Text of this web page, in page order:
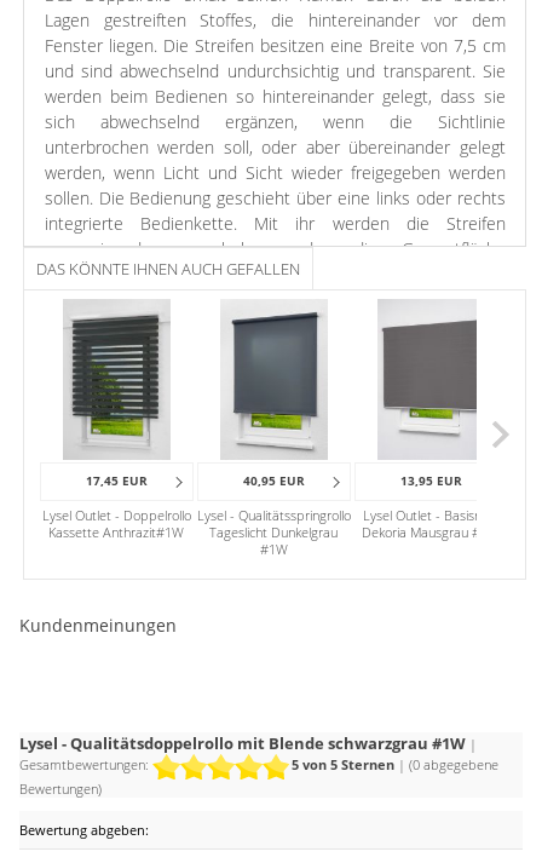
Lagen gestreiften Stoffes, die hintereinander vor dem
Fenster liegen. Die Streifen besitzen eine Breite von 7,5 cm
und sind abwechselnd undurchsichtig und transparent. Sie
werden beim Bedienen so hintereinander gelegt, dass sie
sich abwechselnd ergänzen, wenn die Sichtlinie
unterbrochen werden soll, oder aber übereinander gelegt
werden, wenn Licht und Sicht wieder freigegeben werden
sollen. Die Bedienung geschieht über eine links oder rechts
integrierte Bedienkette. Mit ihr werden die Streifen
gegeneinander verschoben oder die Gesamtfläche
aufgezogen. Diese Methode geht besonders leicht von der
Hand. Vor allem Orte an denen möglichst schnell Licht- oder
Sichtschutz zur Verfügung stehen muss – wie etwa Bäder –
profitieren. Das Montageprofil mit Blende, auf welchem
Rollowelle, Stoff und Mechanik sitzen, kann ganz einfach an
die Wand oder unter die Decke montiert werden. Das
Doppelrollo bietet eine moderne Erscheinung, die durch
seine Funktionsweise gekonnt unterstützt wird.
edel integriert sie sich in moderne Wohnstile.
DAS KÖNNTE IHNEN AUCH GEFALLEN
17,45 EUR
Lysel Outlet - Doppelrollo
Kassette Anthrazit#1W
40,95 EUR
Lysel - Qualitätsspringrollo
Tageslicht Dunkelgrau
#1W
13,95 EUR
Lysel Outlet - Basisrollo
Dekoria Mausgrau #1W
Kundenmeinungen
Lysel - Qualitätsdoppelrollo mit Blende schwarzgrau #1W|
Gesamtbewertungen:
5 von 5 Sternen | (0 abgegebene
Bewertungen)
Bewertung abgeben: